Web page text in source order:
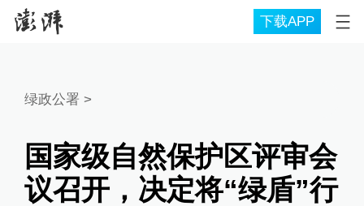
下载APP
绿政公署 >
国家级自然保护区评审会
议召开，决定将“绿盾”行